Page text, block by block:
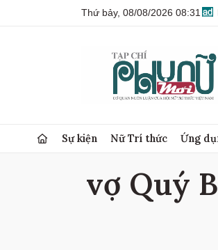
Thứ bảy, 08/08/2026 08:31
Sự kiện Nữ Trí thức Ứng
vợ Quý